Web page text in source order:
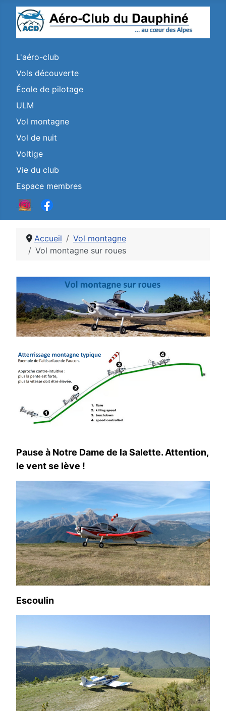
L'aéro-club
Vols découverte
École de pilotage
ULM
Vol montagne
Vol de nuit
Voltige
Vie du club
Espace membres
Accueil
Vol montagne
Vol montagne sur roues
Pause à Notre Dame de la Salette. Attention,
le vent se lève !
Escoulin